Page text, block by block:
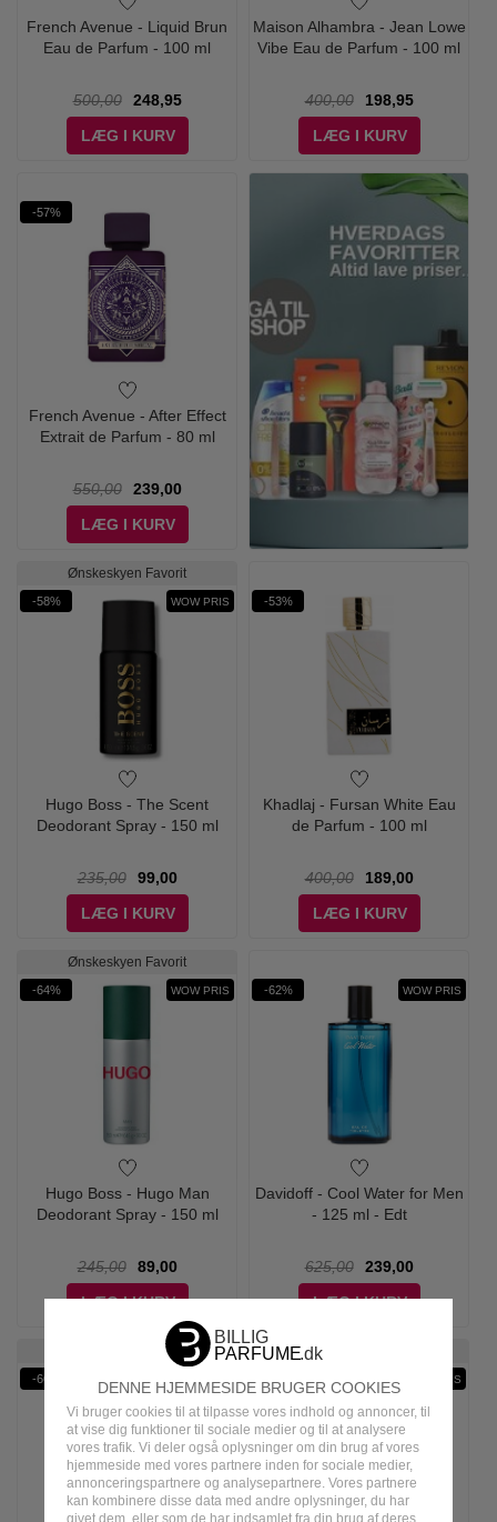
DENNE HJEMMESIDE BRUGER COOKIES
Vi bruger cookies til at tilpasse vores indhold og annoncer, til
at vise dig funktioner til sociale medier og til at analysere
vores trafik. Vi deler også oplysninger om din brug af vores
hjemmeside med vores partnere inden for sociale medier,
annonceringspartnere og analysepartnere. Vores partnere
kan kombinere disse data med andre oplysninger, du har
givet dem, eller som de har indsamlet fra din brug af deres
French Avenue - Liquid Brun
Eau de Parfum - 100 ml
500,00
248,95
LÆG I KURV
Maison Alhambra - Jean Lowe
Vibe Eau de Parfum - 100 ml
400,00
198,95
LÆG I KURV
-57%
French Avenue - After Effect
Extrait de Parfum - 80 ml
550,00
239,00
LÆG I KURV
Ønskeskyen Favorit
-58% WOW PRIS
Hugo Boss - The Scent
Deodorant Spray - 150 ml
235,00
99,00
LÆG I KURV
-53%
Khadlaj - Fursan White Eau
de Parfum - 100 ml
400,00
189,00
LÆG I KURV
Ønskeskyen Favorit
-64% WOW PRIS
Hugo Boss - Hugo Man
Deodorant Spray - 150 ml
245,00
89,00
LÆG I KURV
-62% WOW PRIS
Davidoff - Cool Water for Men
- 125 ml - Edt
625,00
239,00
LÆG I KURV
Ønskeskyen Favorit
-60%
Ønskeskyen Favorit
WOW PRIS